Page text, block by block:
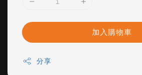
加入購物車
分享